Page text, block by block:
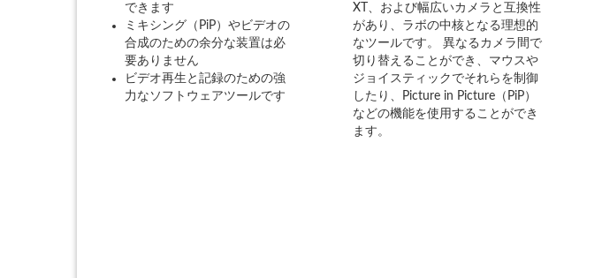
できます
ミキシング（PiP）やビデオの
合成のための余分な装置は必
要ありません
ビデオ再生と記録のための強
力なソフトウェアツールです
XT、および幅広いカメラと互換性
があり、ラボの中核となる理想的
なツールです。 異なるカメラ間で
切り替えることができ、マウスや
ジョイスティックでそれらを制御
したり、Picture in Picture（PiP）
などの機能を使用することができ
ます。